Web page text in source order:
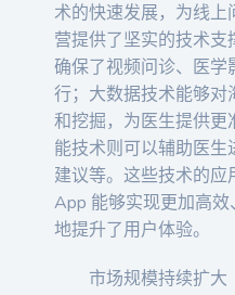
术的快速发展，为线
营提供了坚实的技术支
确保了视频问诊、医
行；大数据技术能够
和挖掘，为医生提供更
能技术则可以辅助医
建议等。这些技术的
App 能够实现更加高
地提升了用户体验。
市场规模持续扩大